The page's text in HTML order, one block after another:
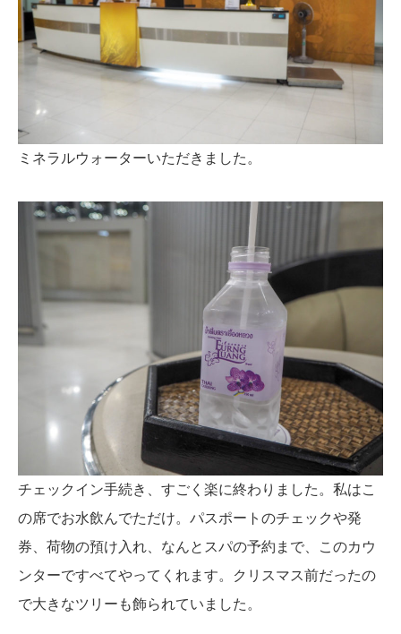
ミネラルウォーターいただきました。
チェックイン手続き、すごく楽に終わりました。私はこ
の席でお水飲んでただけ。パスポートのチェックや発
券、荷物の預け入れ、なんとスパの予約まで、このカウ
ンターですべてやってくれます。クリスマス前だったの
で大きなツリーも飾られていました。